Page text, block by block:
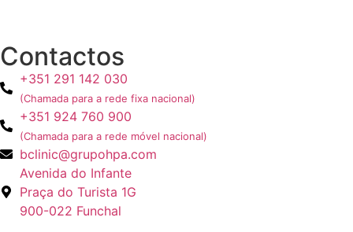
Contactos
+351 291 142 030
(Chamada para a rede fixa nacional)
+351 924 760 900
(Chamada para a rede móvel nacional)
bclinic@grupohpa.com
Avenida do Infante
Praça do Turista 1G
900-022 Funchal